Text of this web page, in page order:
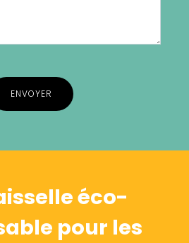
éco-
pour les